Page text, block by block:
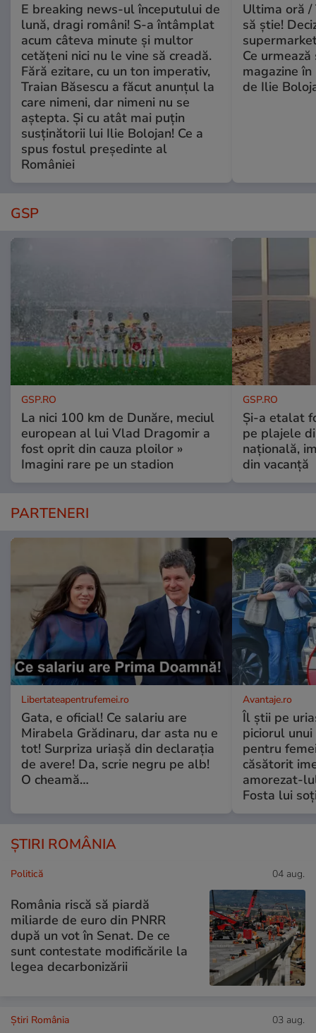
E breaking news-ul începutului de
lună, dragi români! S-a întâmplat
acum câteva minute și multor
cetățeni nici nu le vine să creadă.
Fără ezitare, cu un ton imperativ,
Traian Băsescu a făcut anunțul la
care nimeni, dar nimeni nu se
aștepta. Și cu atât mai puțin
susținătorii lui Ilie Bolojan! Ce a
spus fostul președinte al
României
Ultima oră /
să știe!
Ce
magazine
de Ilie
GSP
GSP.RO
La nici 100 km de Dunăre, meciul
european al lui Vlad Dragomir a
fost oprit din cauza ploilor »
Imagini rare pe un stadion
GSP.RO
Și-a etalat
pe plajele
națională,
din vacanță
PARTENERI
Libertateapentrufemei.ro
Gata, e oficial! Ce salariu are
Mirabela Grădinaru, dar asta nu e
tot! Surpriza uriașă din declarația
de avere! Da, scrie negru pe alb!
O cheamă…
Avantaje.ro
Îl știi pe
piciorul
pentru
căsătorit
amorezat-
Fosta lui
ȘTIRI ROMÂNIA
Politică 04 aug.
România riscă să piardă
miliarde de euro din PNRR
după un vot în Senat. De ce
sunt contestate modificările la
legea decarbonizării
Știri România 03 aug.